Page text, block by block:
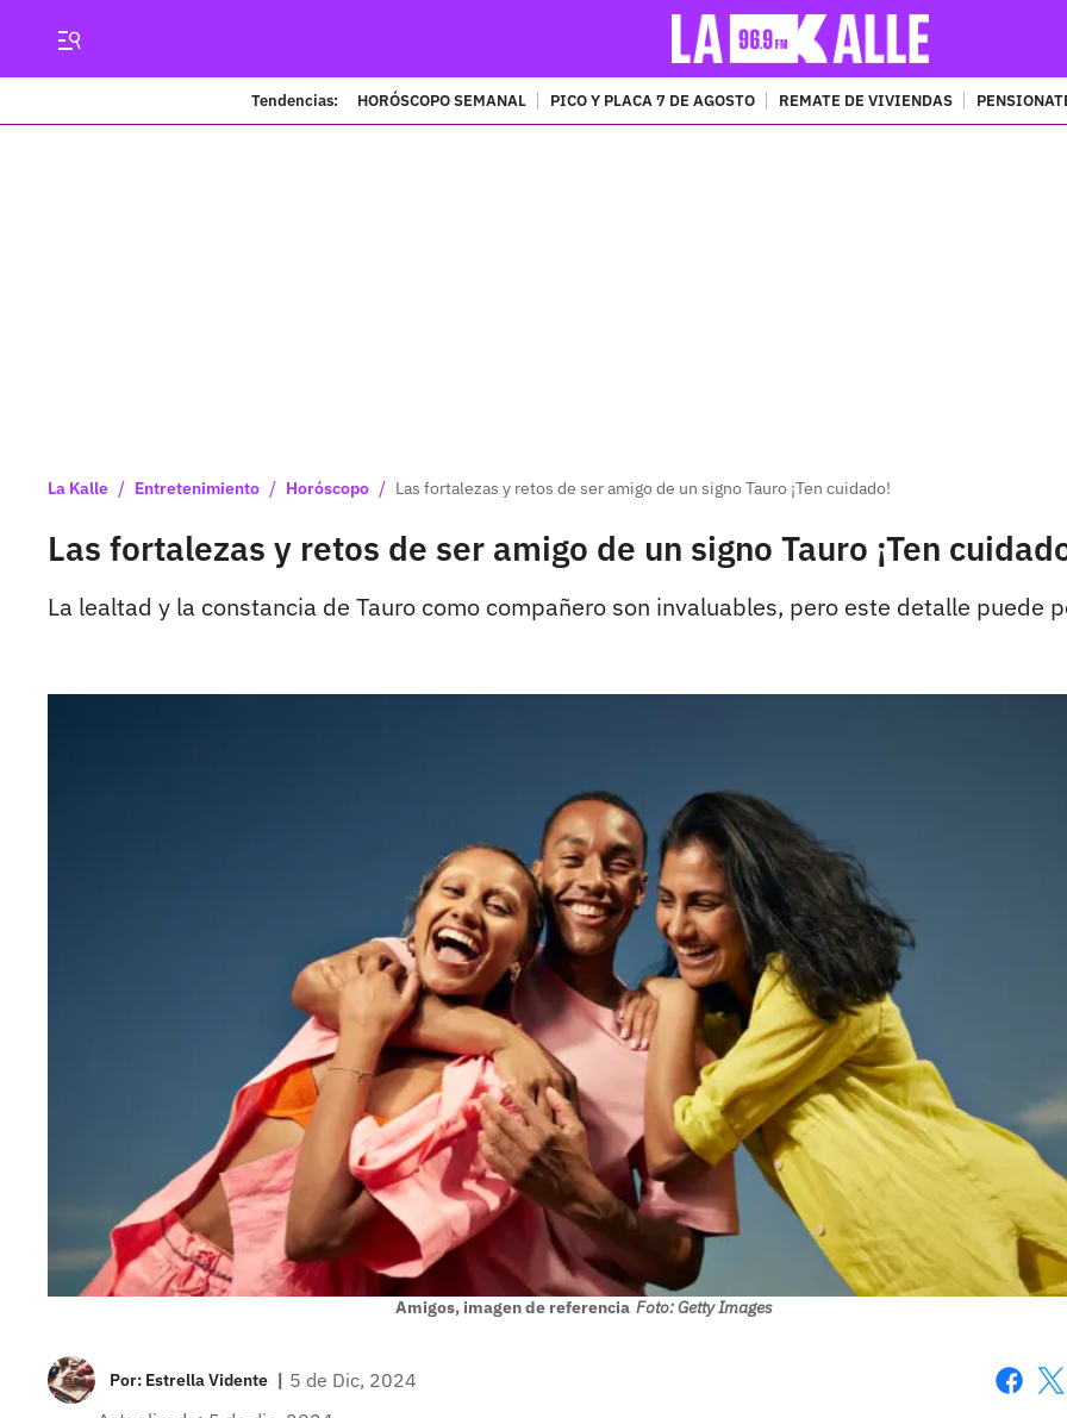
Tendencias: HORÓSCOPO SEMANAL PICO Y PLACA 7 DE AGOSTO REMATE DE VIVIENDAS
La Kalle / Entretenimiento / Horóscopo / Las fortalezas y retos de ser amigo de un signo Tauro ¡Ten cuidado!
Las fortalezas y retos de ser amigo de un signo Tauro ¡Ten
La lealtad y la constancia de Tauro como compañero son invaluables, pero este detalle puede
Amigos, imagen de referencia Foto: Getty Images
Por: Estrella Vidente | 5 de Dic, 2024